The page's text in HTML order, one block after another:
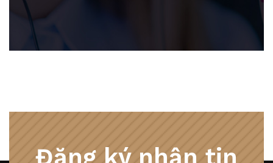
Đăng ký nhận tin